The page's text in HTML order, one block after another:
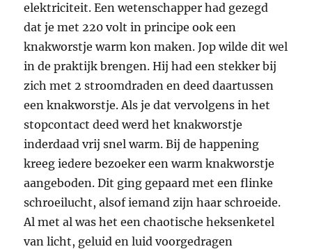
elektriciteit. Een wetenschapper had gezegd
dat je met 220 volt in principe ook een
knakworstje warm kon maken. Jop wilde dit wel
in de praktijk brengen. Hij had een stekker bij
zich met 2 stroomdraden en deed daartussen
een knakworstje. Als je dat vervolgens in het
stopcontact deed werd het knakworstje
inderdaad vrij snel warm. Bij de happening
kreeg iedere bezoeker een warm knakworstje
aangeboden. Dit ging gepaard met een flinke
schroeilucht, alsof iemand zijn haar schroeide.
Al met al was het een chaotische heksenketel
van licht, geluid en luid voorgedragen